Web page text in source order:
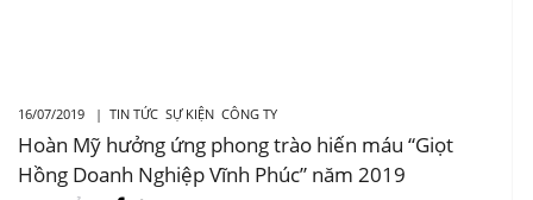
16/07/2019 | TIN TỨC SỰ KIỆN CÔNG TY
Hoàn Mỹ hưởng ứng phong trào hiến máu “Giọt
Hồng Doanh Nghiệp Vĩnh Phúc” năm 2019